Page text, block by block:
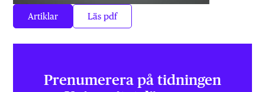
Artiklar Läs pdf
Prenumerera på tidningen